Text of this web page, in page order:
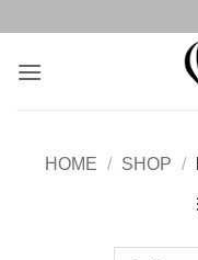
contenuti
HOME / SHOP /